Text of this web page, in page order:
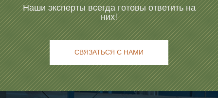
Наши эксперты всегда готовы ответить на
них!
СВЯЗАТЬСЯ С НАМИ